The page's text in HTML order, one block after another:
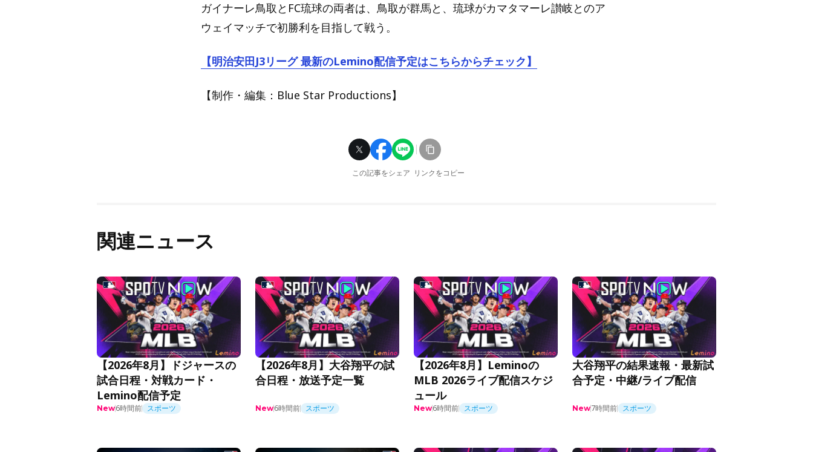
ガイナーレ鳥取とFC琉球の両者は、鳥取が群馬と、琉球がカマタマーレ讃岐とのア
ウェイマッチで初勝利を目指して戦う。
【明治安田J3リーグ 最新のLemino配信予定はこちらからチェック】
【制作・編集：Blue Star Productions】
この記事をシェア リンクをコピー
関連ニュース
【2026年8月】ドジャースの
試合日程・対戦カード・
Lemino配信予定
New6時間前 スポーツ
【2026年8月】大谷翔平の試
合日程・放送予定一覧
New6時間前 スポーツ
【2026年8月】Leminoの
MLB 2026ライブ配信スケジ
ュール
New6時間前 スポーツ
大谷翔平の結果速報・最新試
合予定・中継/ライブ配信
New7時間前 スポーツ